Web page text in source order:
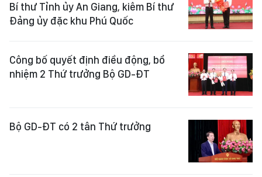
Bí thư Tỉnh ủy An Giang, kiêm Bí thư
Đảng ủy đặc khu Phú Quốc
Công bố quyết định điều động, bổ
nhiệm 2 Thứ trưởng Bộ GD-ĐT
Bộ GD-ĐT có 2 tân Thứ trưởng